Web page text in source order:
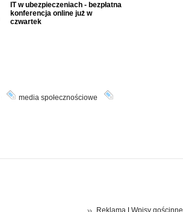
IT w ubezpieczeniach - bezpłatna
konferencja online już w
czwartek
media społecznościowe
Reklama Wpisy gościnne